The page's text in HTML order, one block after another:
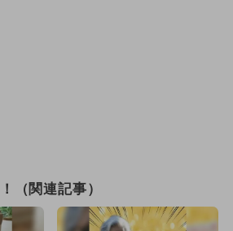
（関連記事）